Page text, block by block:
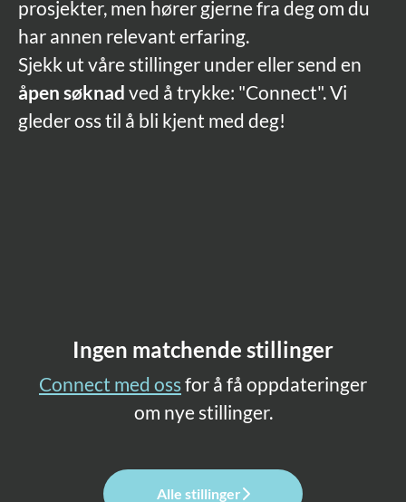
prosjekter, men hører gjerne fra deg om du
har annen relevant erfaring.
Sjekk ut våre stillinger under eller send en
åpen søknad ved å trykke: "Connect". Vi
gleder oss til å bli kjent med deg!
Ingen matchende stillinger
Connect med ossfor å få oppdateringer
om nye stillinger.
Alle stillinger